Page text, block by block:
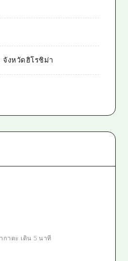
จังหวัดฮิโรชิม่า
กาตะ เดิน 5 นาที